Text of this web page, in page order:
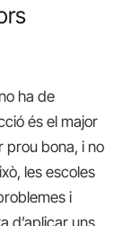
ha de
és el major
prou bona, i no
les escoles
i